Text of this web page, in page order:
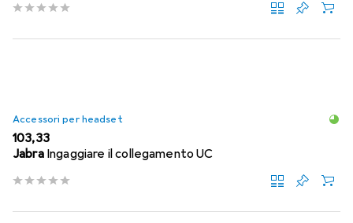
Accessori per headset
EUR
103,33
Jabra Ingaggiare il collegamento UC